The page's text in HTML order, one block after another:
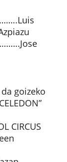
goizeko
CIRCUS